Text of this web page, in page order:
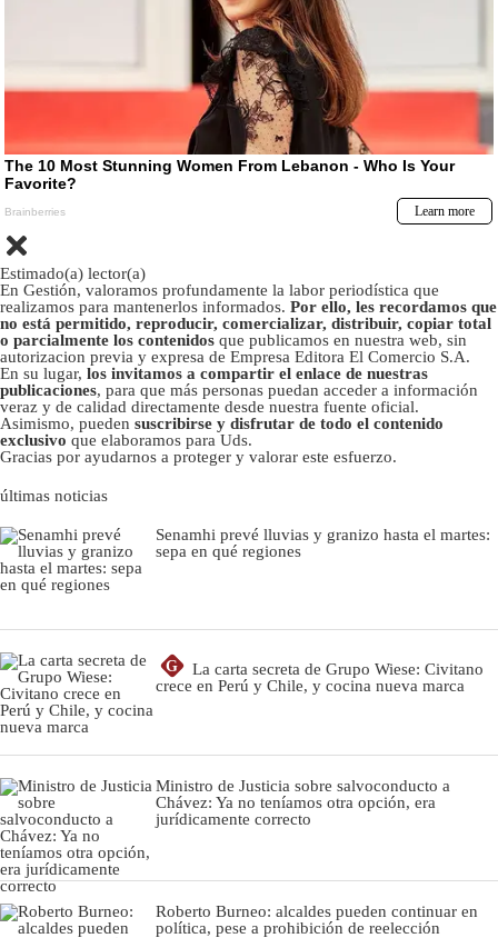
Estimado(a) lector(a)
En Gestión, valoramos profundamente la labor periodística que
realizamos para mantenerlos informados. Por ello, les recordamos que
no está permitido, reproducir, comercializar, distribuir, copiar total
o parcialmente los contenidos que publicamos en nuestra web, sin
autorizacion previa y expresa de Empresa Editora El Comercio S.A.
En su lugar, los invitamos a compartir el enlace de nuestras
publicaciones, para que más personas puedan acceder a información
veraz y de calidad directamente desde nuestra fuente oficial.
Asimismo, pueden suscribirse y disfrutar de todo el contenido
exclusivo que elaboramos para Uds.
Gracias por ayudarnos a proteger y valorar este esfuerzo.
últimas noticias
Senamhi prevé lluvias y granizo hasta el martes:
sepa en qué regiones
G
La carta secreta de Grupo Wiese: Civitano
crece en Perú y Chile, y cocina nueva marca
Ministro de Justicia sobre salvoconducto a
Chávez: Ya no teníamos otra opción, era
jurídicamente correcto
Roberto Burneo: alcaldes pueden continuar en
política, pese a prohibición de reelección